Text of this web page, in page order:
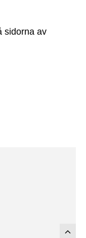
sidorna av